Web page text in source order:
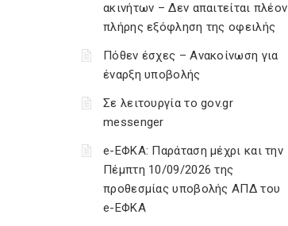
ακινήτων – Δεν απαιτείται πλέον
πλήρης εξόφληση της οφειλής
Πόθεν έσχες – Ανακοίνωση για
έναρξη υποβολής
Σε λειτουργία το gov.gr
messenger
e-ΕΦΚΑ: Παράταση μέχρι και την
Πέμπτη 10/09/2026 της
προθεσμίας υποβολής ΑΠΔ του
e-ΕΦΚΑ